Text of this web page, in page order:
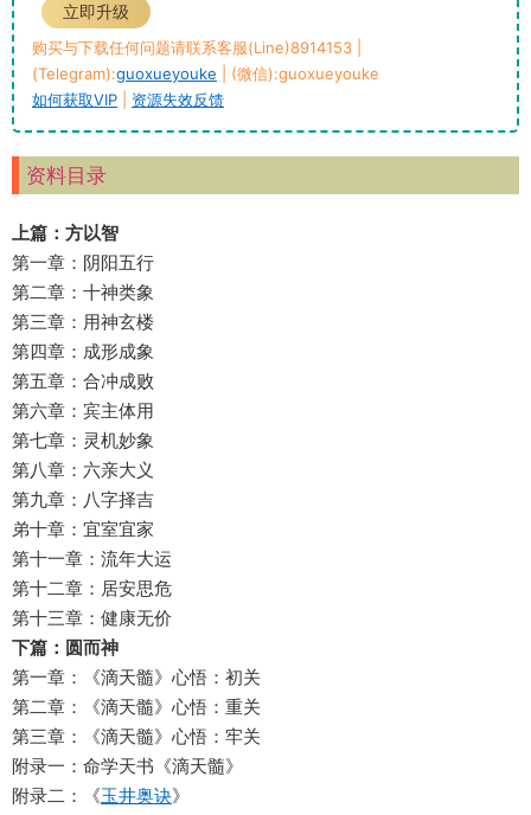
立即升级
购买与下载任何问题请联系客服(Line)8914153 |
(Telegram):guoxueyouke | (微信):guoxueyouke
如何获取VIP
资源失效反馈
资料目录
上篇：方以智
第一章：阴阳五行
第二章：十神类象
第三章：用神玄楼
第四章：成形成象
第五章：合冲成败
第六章：宾主体用
第七章：灵机妙象
第八章：六亲大义
第九章：八字择吉
弟十章：宜室宜家
第十一章：流年大运
第十二章：居安思危
第十三章：健康无价
下篇：圆而神
第一章：《滴天髓》心悟：初关
第二章：《滴天髓》心悟：重关
第三章：《滴天髓》心悟：牢关
附录一：命学天书《滴天髓》
附录二：《玉井奥诀》